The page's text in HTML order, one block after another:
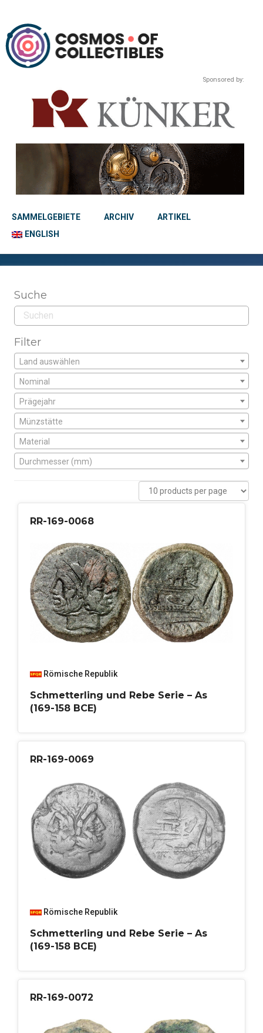
Sponsored by:
SAMMELGEBIETE ARCHIV
ARTIKEL
ENGLISH
Suche
Filter
Land auswählen
Nominal
Prägejahr
Münzstätte
Material
Durchmesser (mm)
RR-169-0068
Römische Republik
Schmetterling und Rebe Serie – As
(169-158 BCE)
RR-169-0069
Römische Republik
Schmetterling und Rebe Serie – As
(169-158 BCE)
RR-169-0072